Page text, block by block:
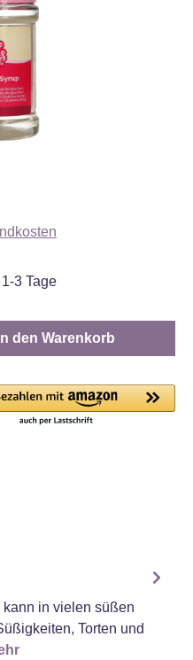
3 Tage
gewünschten
In den Warenkorb
in vielen süßen
Torten und